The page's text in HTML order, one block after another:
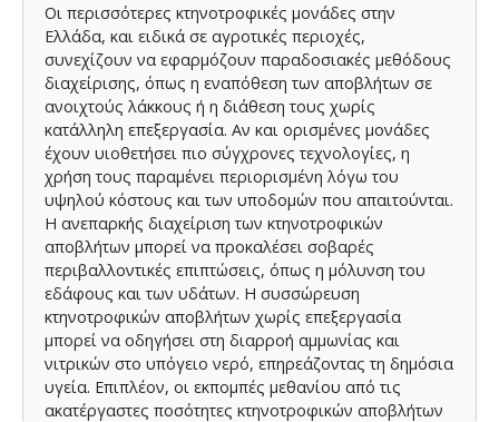
Οι περισσότερες κτηνοτροφικές μονάδες στην
Ελλάδα, και ειδικά σε αγροτικές περιοχές,
συνεχίζουν να εφαρμόζουν παραδοσιακές μεθόδους
διαχείρισης, όπως η εναπόθεση των αποβλήτων σε
ανοιχτούς λάκκους ή η διάθεση τους χωρίς
κατάλληλη επεξεργασία. Αν και ορισμένες μονάδες
έχουν υιοθετήσει πιο σύγχρονες τεχνολογίες, η
χρήση τους παραμένει περιορισμένη λόγω του
υψηλού κόστους και των υποδομών που απαιτούνται.
Η ανεπαρκής διαχείριση των κτηνοτροφικών
αποβλήτων μπορεί να προκαλέσει σοβαρές
περιβαλλοντικές επιπτώσεις, όπως η μόλυνση του
εδάφους και των υδάτων. Η συσσώρευση
κτηνοτροφικών αποβλήτων χωρίς επεξεργασία
μπορεί να οδηγήσει στη διαρροή αμμωνίας και
νιτρικών στο υπόγειο νερό, επηρεάζοντας τη δημόσια
υγεία. Επιπλέον, οι εκπομπές μεθανίου από τις
ακατέργαστες ποσότητες κτηνοτροφικών αποβλήτων